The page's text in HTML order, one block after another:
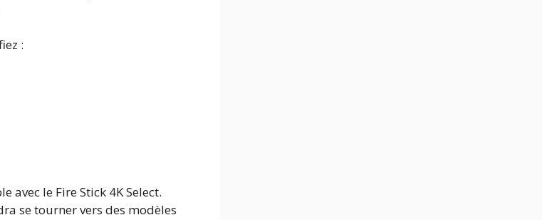
:
le Fire Stick 4K Select.
se tourner vers des modèles